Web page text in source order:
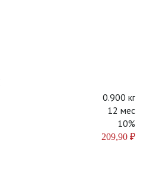
0.900 кг
12 мес
10%
209,90 ₽